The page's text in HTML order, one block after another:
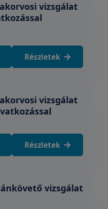
vizsgálat
Részletek
vizsgálat
Részletek
vizsgálat